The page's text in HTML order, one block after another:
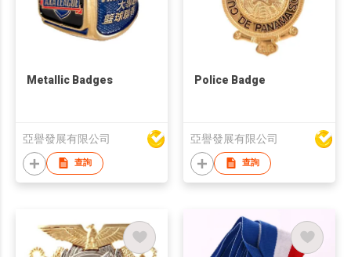
Metallic Badges
亞譽發展有限公司
查詢
Police Badge
亞譽發展有限公司
查詢